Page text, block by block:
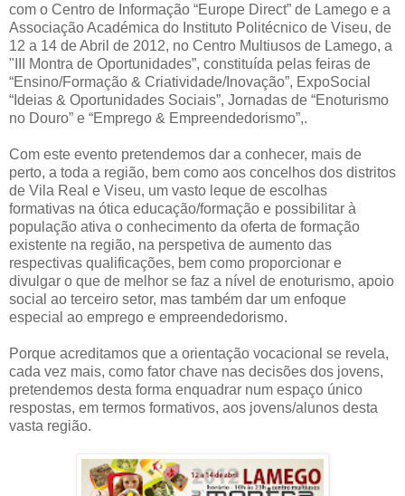
com o Centro de Informação “Europe Direct” de Lamego e a
Associação Académica do Instituto Politécnico de Viseu, de
12 a 14 de Abril de 2012, no Centro Multiusos de Lamego, a
"III Montra de Oportunidades”, constituída pelas feiras de
“Ensino/Formação & Criatividade/Inovação”, ExpoSocial
“Ideias & Oportunidades Sociais”, Jornadas de “Enoturismo
no Douro” e “Emprego & Empreendedorismo”,.
Com este evento pretendemos dar a conhecer, mais de
perto, a toda a região, bem como aos concelhos dos distritos
de Vila Real e Viseu, um vasto leque de escolhas
formativas na ótica educação/formação e possibilitar à
população ativa o conhecimento da oferta de formação
existente na região, na perspetiva de aumento das
respectivas qualificações, bem como proporcionar e
divulgar o que de melhor se faz a nível de enoturismo, apoio
social ao terceiro setor, mas também dar um enfoque
especial ao emprego e empreendedorismo.
Porque acreditamos que a orientação vocacional se revela,
cada vez mais, como fator chave nas decisões dos jovens,
pretendemos desta forma enquadrar num espaço único
respostas, em termos formativos, aos jovens/alunos desta
vasta região.